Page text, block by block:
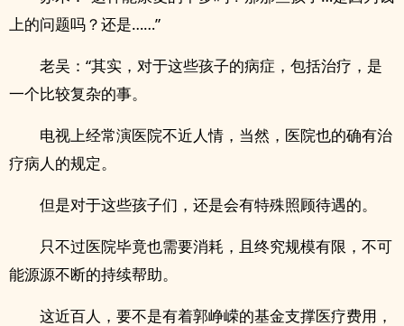
上的问题吗？还是……”
老吴：“其实，对于这些孩子的病症，包括治疗，是
一个比较复杂的事。
电视上经常演医院不近人情，当然，医院也的确有治
疗病人的规定。
但是对于这些孩子们，还是会有特殊照顾待遇的。
只不过医院毕竟也需要消耗，且终究规模有限，不可
能源源不断的持续帮助。
这近百人，要不是有着郭峥嵘的基金支撑医疗费用，